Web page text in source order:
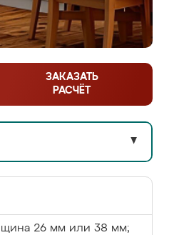
ЗАКАЗАТЬ
РАСЧЁТ
▼
26 мм или 38 мм;